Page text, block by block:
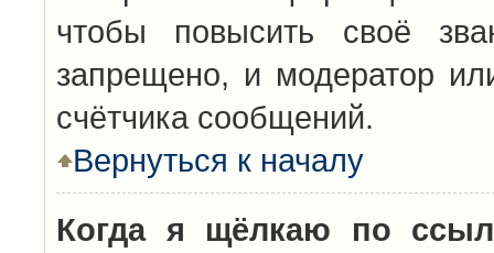
чтобы повысить своё
запрещено, и модератор
счётчика сообщений.
Вернуться к началу
Когда я щёлкаю по